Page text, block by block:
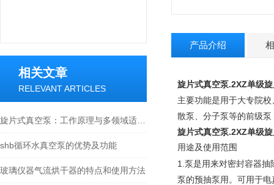
相关文章
RELEVANT ARTICLES
shb循环水真空泵的优势及功能
玻璃仪器气流烘干器的特点和使用方法
产品介绍
旋片式真空泵.2XZ单级
主要功能是用于大专院
散泵、分子泵等的前级
旋片式真空泵.2XZ单级
用途及使用范围
1. 泵是用来对密封容器抽
泵的预抽泵用。可用于